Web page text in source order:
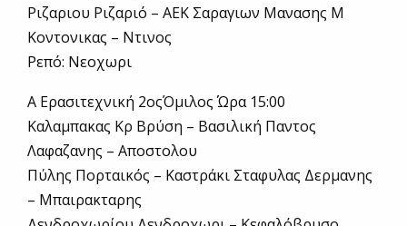
Ριζαριου Ριζαριό – ΑΕΚ Σαραγιων Μανασης Μ
Κοντονικας – Ντινος
Ρεπό: Νεοχωρι
Α Ερασιτεχνική 2οςΌμιλος Ώρα 15:00
Καλαμπακας Κρ Βρύση – Βασιλική Παντος
Λαφαζανης – Αποστολου
Πύλης Πορταικός – Καστράκι Σταφυλας Δερμανης
– Μπαιρακταρης